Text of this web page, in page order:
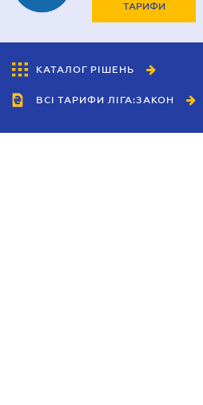
ТАРИФИ
КАТАЛОГ РІШЕНЬ
ВСІ ТАРИФИ ЛІГА:ЗАКОН